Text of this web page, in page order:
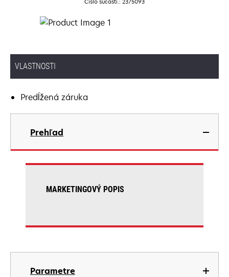
VLASTNOSTI
Predĺžená záruka
Prehľad
Parametre
MARKETINGOVÝ POPIS